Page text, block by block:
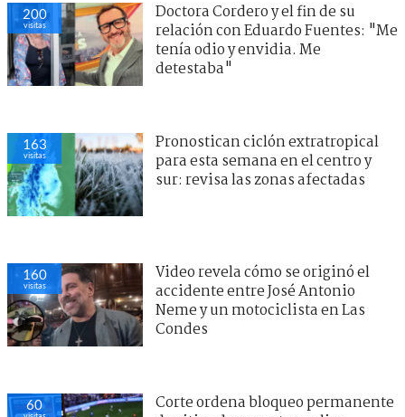
200
visitas
Doctora Cordero y el fin de su
relación con Eduardo Fuentes: "Me
tenía odio y envidia. Me
detestaba"
163
visitas
Pronostican ciclón extratropical
para esta semana en el centro y
sur: revisa las zonas afectadas
160
visitas
Video revela cómo se originó el
accidente entre José Antonio
Neme y un motociclista en Las
Condes
60
Corte ordena bloqueo permanente